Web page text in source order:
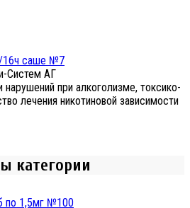
16ч саше №7
Систем АГ
при алкоголизме, токсико-
лечения никотиновой зависимости
категории